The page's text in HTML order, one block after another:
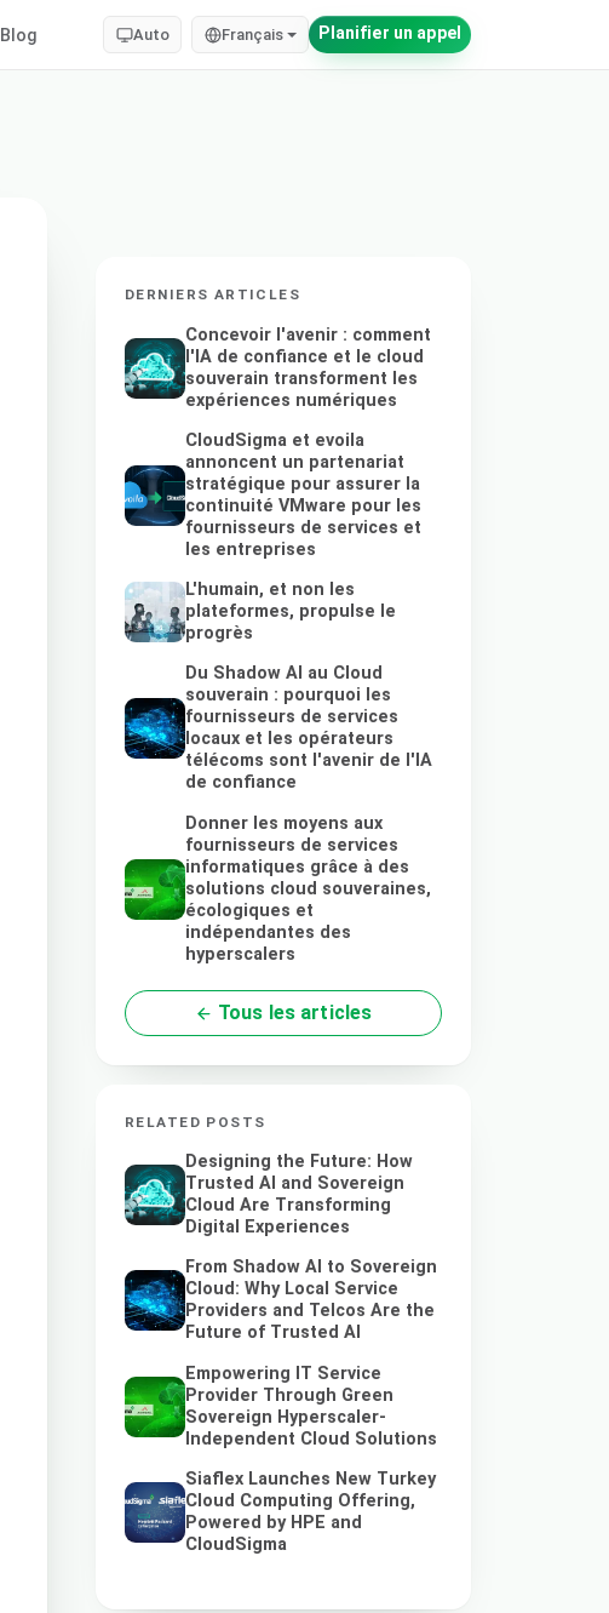
Blog Auto Français Planifier un appel
DERNIERS ARTICLES
Concevoir l'avenir : comment
l'IA de confiance et le cloud
souverain transforment les
expériences numériques
CloudSigma et evoila
annoncent un partenariat
stratégique pour assurer la
continuité VMware pour les
fournisseurs de services et
les entreprises
L'humain, et non les
plateformes, propulse le
progrès
Du Shadow AI au Cloud
souverain : pourquoi les
fournisseurs de services
locaux et les opérateurs
télécoms sont l'avenir de l'IA
de confiance
Donner les moyens aux
fournisseurs de services
informatiques grâce à des
solutions cloud souveraines,
écologiques et
indépendantes des
hyperscalers
Tous les articles
RELATED POSTS
Designing the Future: How
Trusted AI and Sovereign
Cloud Are Transforming
Digital Experiences
From Shadow AI to Sovereign
Cloud: Why Local Service
Providers and Telcos Are the
Future of Trusted AI
Empowering IT Service
Provider Through Green
Sovereign Hyperscaler-
Independent Cloud Solutions
Siaflex Launches New Turkey
Cloud Computing Offering,
Powered by HPE and
CloudSigma